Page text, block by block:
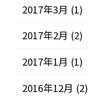
2017年3月 (1)
2017年2月 (2)
2017年1月 (1)
2016年12月 (2)